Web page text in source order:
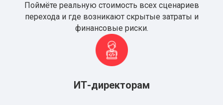
Поймёте реальную стоимость всех сценариев
перехода и где возникают скрытые затраты и
финансовые риски.
ИТ-директорам